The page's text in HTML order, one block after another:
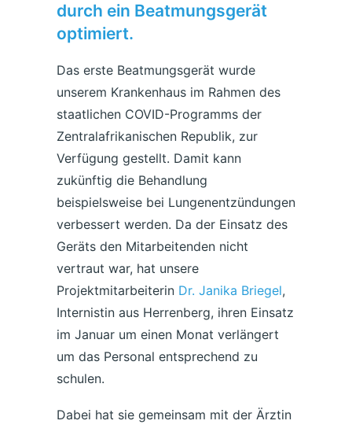
durch ein Beatmungsgerät
optimiert.
Das erste Beatmungsgerät wurde
unserem Krankenhaus im Rahmen des
staatlichen COVID-Programms der
Zentralafrikanischen Republik, zur
Verfügung gestellt. Damit kann
zukünftig die Behandlung
beispielsweise bei Lungenentzündungen
verbessert werden. Da der Einsatz des
Geräts den Mitarbeitenden nicht
vertraut war, hat unsere
Projektmitarbeiterin Dr. Janika Briegel,
Internistin aus Herrenberg, ihren Einsatz
im Januar um einen Monat verlängert
um das Personal entsprechend zu
schulen.
Dabei hat sie gemeinsam mit der Ärztin